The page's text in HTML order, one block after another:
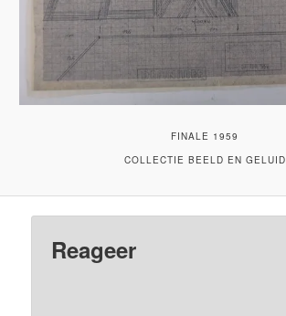
FINALE 1959
COLLECTIE BEELD EN GELUID
Reageer